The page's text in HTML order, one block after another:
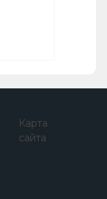
Карта
сайта